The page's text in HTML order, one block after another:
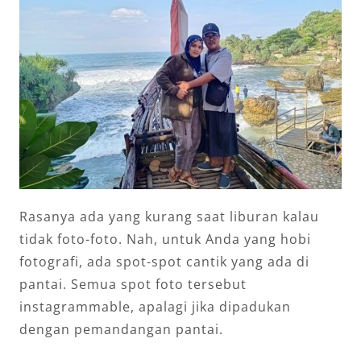
Rasanya ada yang kurang saat liburan kalau
tidak foto-foto. Nah, untuk Anda yang hobi
fotografi, ada spot-spot cantik yang ada di
pantai. Semua spot foto tersebut
instagrammable, apalagi jika dipadukan
dengan pemandangan pantai.